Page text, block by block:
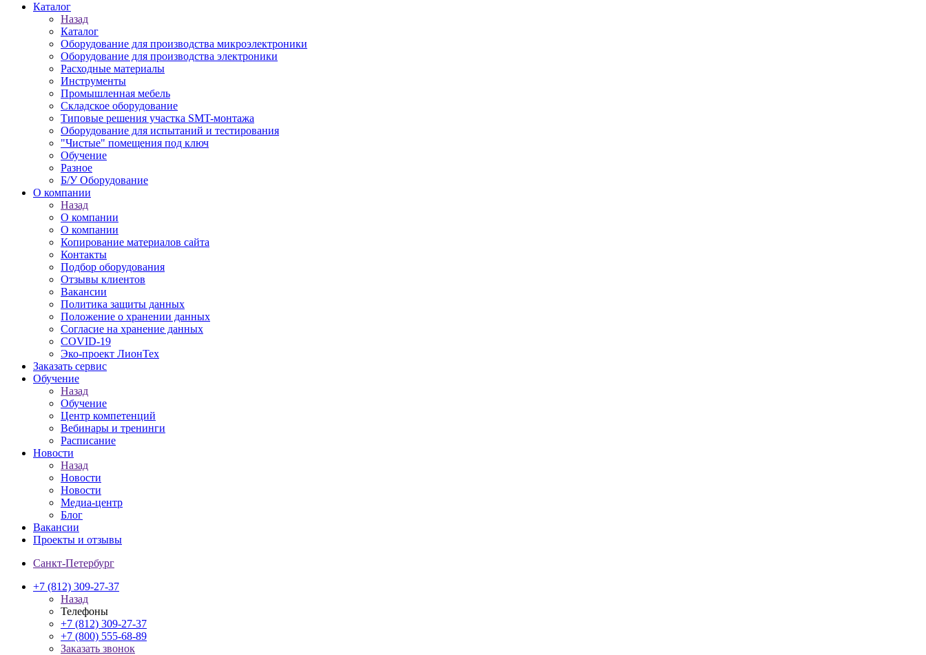
Каталог
Назад
Каталог
Оборудование для производства микроэлектроники
Оборудование для производства электроники
Расходные материалы
Инструменты
Промышленная мебель
Складское оборудование
Типовые решения участка SMT-монтажа
Оборудование для испытаний и тестирования
"Чистые" помещения под ключ
Обучение
Разное
Б/У Оборудование
О компании
Назад
О компании
О компании
Копирование материалов сайта
Контакты
Подбор оборудования
Отзывы клиентов
Вакансии
Политика защиты данных
Положение о хранении данных
Согласие на хранение данных
COVID-19
Эко-проект ЛионТех
Заказать сервис
Обучение
Назад
Обучение
Центр компетенций
Вебинары и тренинги
Расписание
Новости
Назад
Новости
Новости
Медиа-центр
Блог
Вакансии
Проекты и отзывы
Санкт-Петербург
+7 (812) 309-27-37
Назад
Телефоны
+7 (812) 309-27-37
+7 (800) 555-68-89
Заказать звонок